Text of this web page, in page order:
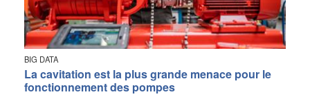
BIG DATA
La cavitation est la plus grande menace pour le
fonctionnement des pompes